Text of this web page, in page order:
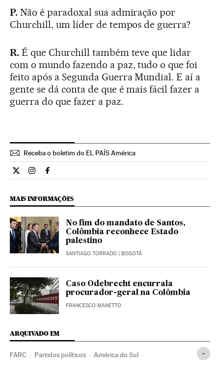
P.Não é paradoxal sua admiração por
Churchill, um líder de tempos de guerra?
R.É que Churchill também teve que lidar
com o mundo fazendo a paz, tudo o que foi
feito após a Segunda Guerra Mundial. E aí a
gente se dá conta de que é mais fácil fazer a
guerra do que fazer a paz.
Receba o boletim do EL PAÍS América
Internacional El País Brasil en Twitter
Internacional El País Brasil en Instagram
Internacional El País Brasil en Facebook
MAIS INFORMAÇÕES
No fim do mandato de Santos,
Colômbia reconhece Estado
palestino
SANTIAGO TORRADO | BOGOTÁ
Caso Odebrecht encurrala
procurador-geral na Colômbia
FRANCESCO MANETTO
ARQUIVADO EM
FARC Partidos políticos América do Sul